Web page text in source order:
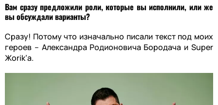
Вам сразу предложили роли, которые вы исполнили, или же
вы обсуждали варианты?
Сразу! Потому что изначально писали текст под моих
героев – Александра Родионовича Бородача и Super
Жorik’а.